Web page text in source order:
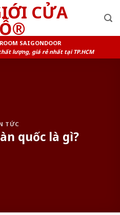
SAIGONDOOR
lượng, giá rẻ nhất tại TP.HCM
TỨC
quốc là gì?